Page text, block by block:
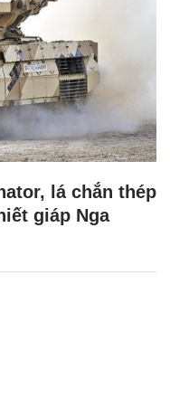
lá chắn thép
giáp Nga